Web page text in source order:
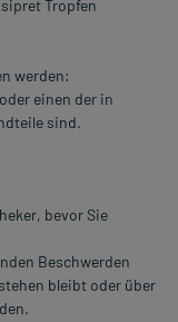
Tropfen
werden:
einen der in
sind.
bevor Sie
Beschwerden
bleibt oder über